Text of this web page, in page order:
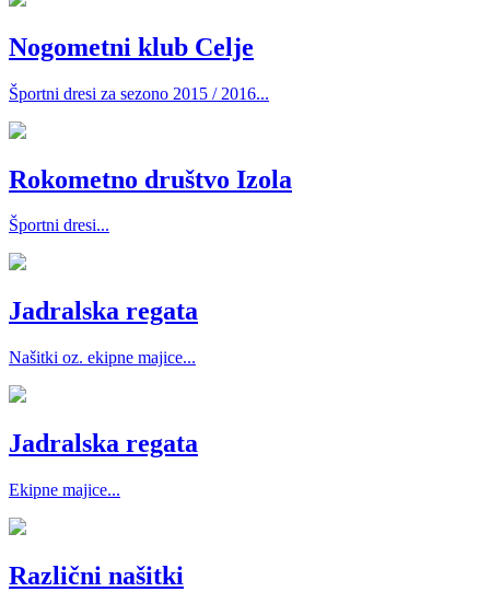
Nogometni klub Celje
Športni dresi za sezono 2015 / 2016...
Rokometno društvo Izola
Športni dresi...
Jadralska regata
Našitki oz. ekipne majice...
Jadralska regata
Ekipne majice...
Različni našitki